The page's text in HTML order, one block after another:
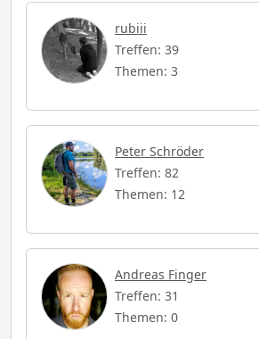
rubiii
Treffen: 39
Themen: 3
Peter Schröder
Treffen: 82
Themen: 12
Andreas Finger
Treffen: 31
Themen: 0